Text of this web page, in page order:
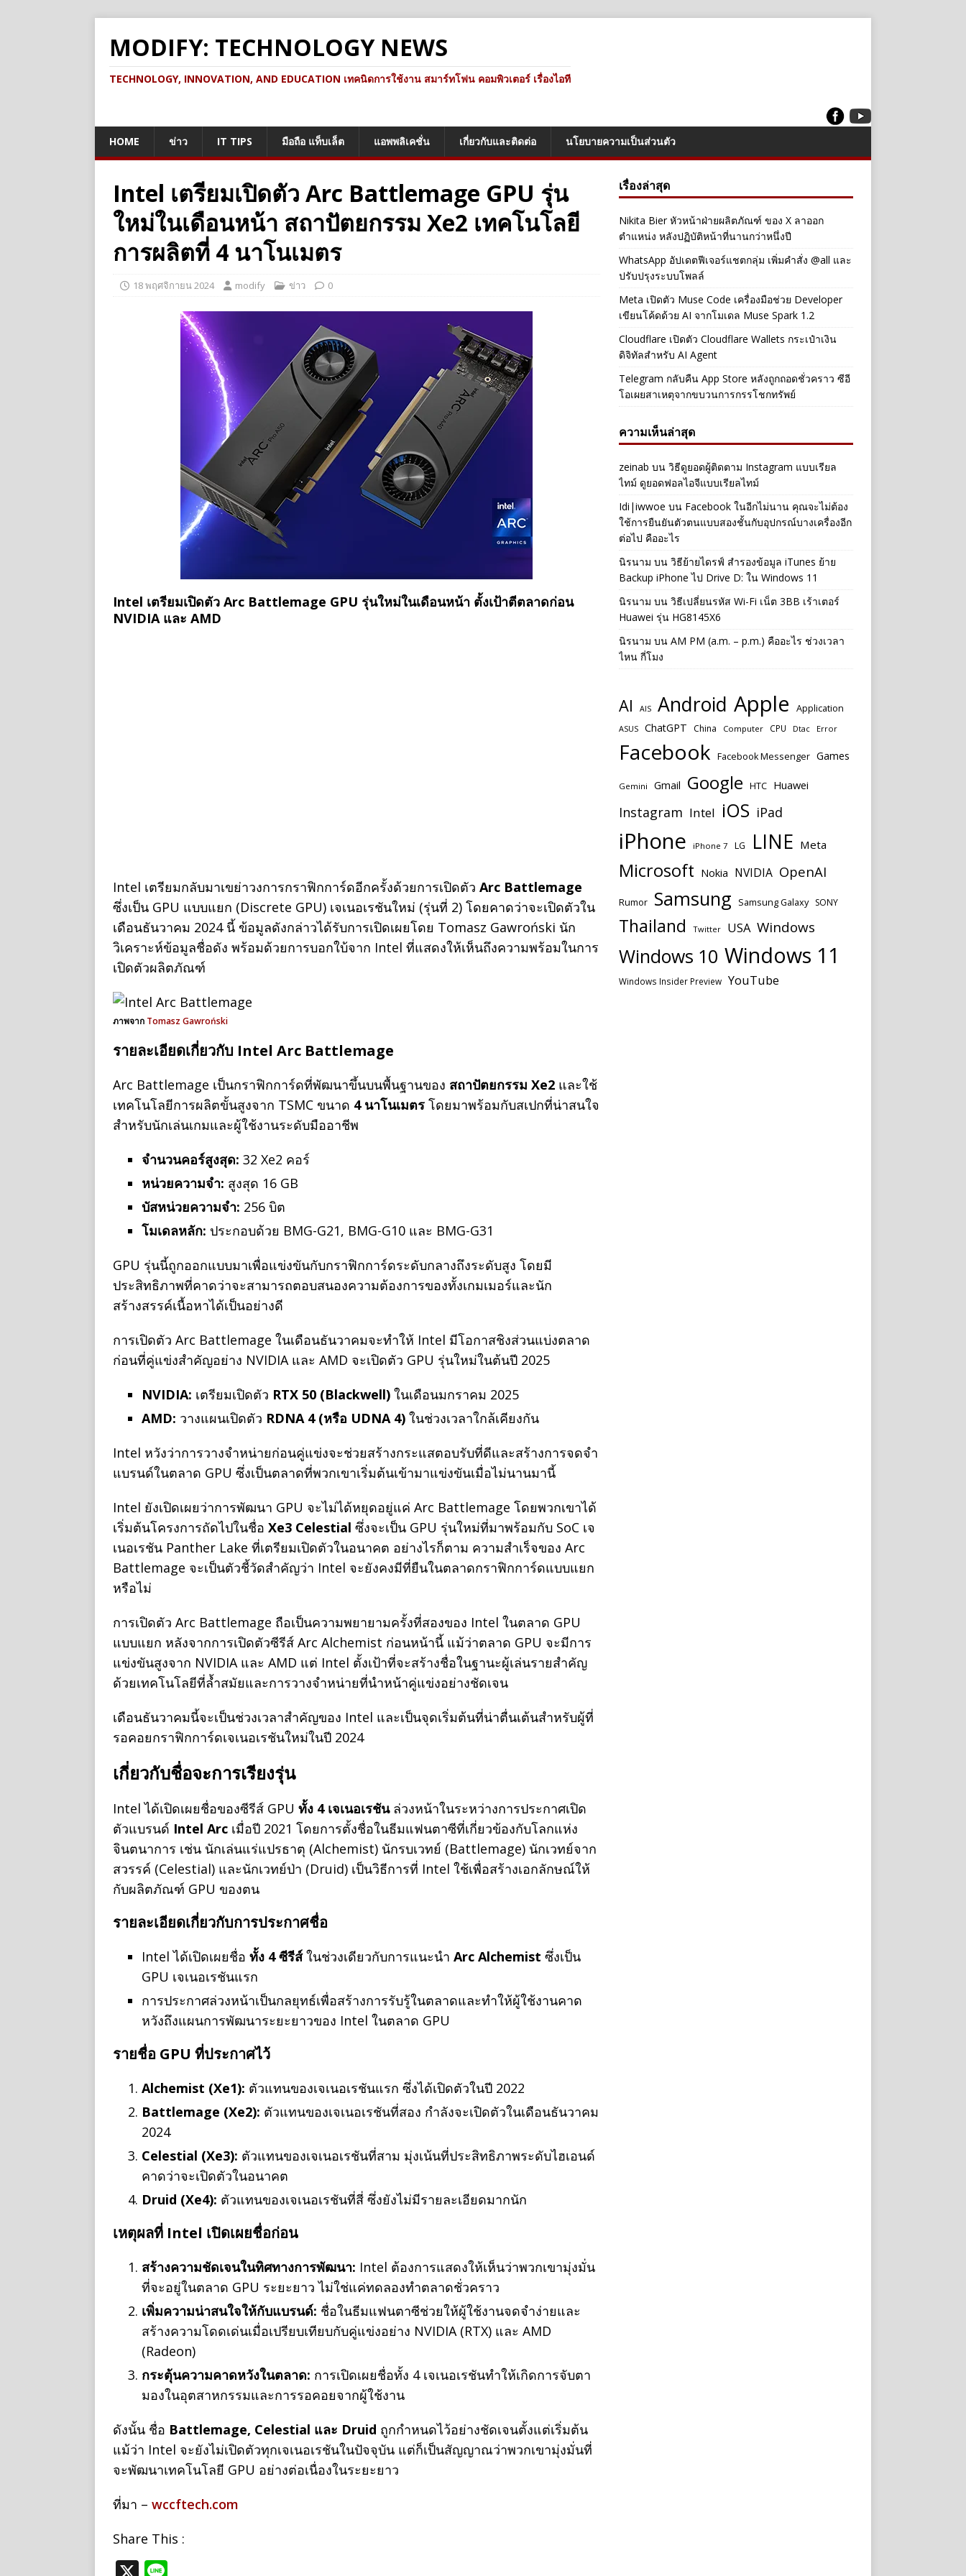
MODIFY: TECHNOLOGY NEWS
TECHNOLOGY, INNOVATION, AND EDUCATION เทคนิดการใช้งาน สมาร์ทโฟน คอมพิวเตอร์ เรื่องไอที
HOME ข่าว IT TIPS มือถือ แท็บเล็ต แอพพลิเคชั่น เกี่ยวกับและติดต่อ นโยบายความเป็นส่วนตัว
Intel เตรียมเปิดตัว Arc Battlemage GPU รุ่น
ใหม่ในเดือนหน้า สถาปัตยกรรม Xe2 เทคโนโลยี
การผลิตที่ 4 นาโนเมตร
18 พฤศจิกายน 2024 modify ข่าว 0
Intel เตรียมเปิดตัว Arc Battlemage GPU รุ่นใหม่ในเดือนหน้า ตั้งเป้าตีตลาดก่อน
NVIDIA และ AMD
Intel เตรียมกลับมาเขย่าวงการกราฟิกการ์ดอีกครั้งด้วยการเปิดตัว Arc Battlemage
ซึ่งเป็น GPU แบบแยก (Discrete GPU) เจเนอเรชันใหม่ (รุ่นที่ 2) โดยคาดว่าจะเปิดตัวใน
เดือนธันวาคม 2024 นี้ ข้อมูลดังกล่าวได้รับการเปิดเผยโดย Tomasz Gawroński นัก
วิเคราะห์ข้อมูลชื่อดัง พร้อมด้วยการบอกใบ้จาก Intel ที่แสดงให้เห็นถึงความพร้อมในการ
เปิดตัวผลิตภัณฑ์
ภาพจาก Tomasz Gawroński
รายละเอียดเกี่ยวกับ Intel Arc Battlemage
Arc Battlemage เป็นกราฟิกการ์ดที่พัฒนาขึ้นบนพื้นฐานของ สถาปัตยกรรม Xe2 และใช้
เทคโนโลยีการผลิตขั้นสูงจาก TSMC ขนาด 4 นาโนเมตร โดยมาพร้อมกับสเปกที่น่าสนใจ
สำหรับนักเล่นเกมและผู้ใช้งานระดับมืออาชีพ
จำนวนคอร์สูงสุด: 32 Xe2 คอร์
หน่วยความจำ: สูงสุด 16 GB
บัสหน่วยความจำ: 256 บิต
โมเดลหลัก: ประกอบด้วย BMG-G21, BMG-G10 และ BMG-G31
GPU รุ่นนี้ถูกออกแบบมาเพื่อแข่งขันกับกราฟิกการ์ดระดับกลางถึงระดับสูง โดยมี
ประสิทธิภาพที่คาดว่าจะสามารถตอบสนองความต้องการของทั้งเกมเมอร์และนัก
สร้างสรรค์เนื้อหาได้เป็นอย่างดี
การเปิดตัว Arc Battlemage ในเดือนธันวาคมจะทำให้ Intel มีโอกาสชิงส่วนแบ่งตลาด
ก่อนที่คู่แข่งสำคัญอย่าง NVIDIA และ AMD จะเปิดตัว GPU รุ่นใหม่ในต้นปี 2025
NVIDIA: เตรียมเปิดตัว RTX 50 (Blackwell) ในเดือนมกราคม 2025
AMD: วางแผนเปิดตัว RDNA 4 (หรือ UDNA 4) ในช่วงเวลาใกล้เคียงกัน
Intel หวังว่าการวางจำหน่ายก่อนคู่แข่งจะช่วยสร้างกระแสตอบรับที่ดีและสร้างการจดจำ
แบรนด์ในตลาด GPU ซึ่งเป็นตลาดที่พวกเขาเริ่มต้นเข้ามาแข่งขันเมื่อไม่นานมานี้
Intel ยังเปิดเผยว่าการพัฒนา GPU จะไม่ได้หยุดอยู่แค่ Arc Battlemage โดยพวกเขาได้
เริ่มต้นโครงการถัดไปในชื่อ Xe3 Celestial ซึ่งจะเป็น GPU รุ่นใหม่ที่มาพร้อมกับ SoC เจ
เนอเรชัน Panther Lake ที่เตรียมเปิดตัวในอนาคต อย่างไรก็ตาม ความสำเร็จของ Arc
Battlemage จะเป็นตัวชี้วัดสำคัญว่า Intel จะยังคงมีที่ยืนในตลาดกราฟิกการ์ดแบบแยก
หรือไม่
การเปิดตัว Arc Battlemage ถือเป็นความพยายามครั้งที่สองของ Intel ในตลาด GPU
แบบแยก หลังจากการเปิดตัวซีรีส์ Arc Alchemist ก่อนหน้านี้ แม้ว่าตลาด GPU จะมีการ
แข่งขันสูงจาก NVIDIA และ AMD แต่ Intel ตั้งเป้าที่จะสร้างชื่อในฐานะผู้เล่นรายสำคัญ
ด้วยเทคโนโลยีที่ล้ำสมัยและการวางจำหน่ายที่นำหน้าคู่แข่งอย่างชัดเจน
เดือนธันวาคมนี้จะเป็นช่วงเวลาสำคัญของ Intel และเป็นจุดเริ่มต้นที่น่าตื่นเต้นสำหรับผู้ที่
รอคอยกราฟิกการ์ดเจเนอเรชันใหม่ในปี 2024
เกี่ยวกับชื่อจะการเรียงรุ่น
Intel ได้เปิดเผยชื่อของซีรีส์ GPU ทั้ง 4 เจเนอเรชันล่วงหน้าในระหว่างการประกาศเปิด
ตัวแบรนด์ Intel Arc เมื่อปี 2021 โดยการตั้งชื่อในธีมแฟนตาซีที่เกี่ยวข้องกับโลกแห่ง
จินตนาการ เช่น นักเล่นแร่แปรธาตุ (Alchemist) นักรบเวทย์ (Battlemage) นักเวทย์จาก
สวรรค์ (Celestial) และนักเวทย์ป่า (Druid) เป็นวิธีการที่ Intel ใช้เพื่อสร้างเอกลักษณ์ให้
กับผลิตภัณฑ์ GPU ของตน
รายละเอียดเกี่ยวกับการประกาศชื่อ
Intel ได้เปิดเผยชื่อ ทั้ง 4 ซีรีส์ในช่วงเดียวกับการแนะนำ Arc Alchemist ซึ่งเป็น
GPU เจเนอเรชันแรก
การประกาศล่วงหน้าเป็นกลยุทธ์เพื่อสร้างการรับรู้ในตลาดและทำให้ผู้ใช้งานคาด
หวังถึงแผนการพัฒนาระยะยาวของ Intel ในตลาด GPU
รายชื่อ GPU ที่ประกาศไว้
Alchemist (Xe1): ตัวแทนของเจเนอเรชันแรก ซึ่งได้เปิดตัวในปี 2022
Battlemage (Xe2): ตัวแทนของเจเนอเรชันที่สอง กำลังจะเปิดตัวในเดือนธันวาคม
2024
Celestial (Xe3): ตัวแทนของเจเนอเรชันที่สาม มุ่งเน้นที่ประสิทธิภาพระดับไฮเอนด์
คาดว่าจะเปิดตัวในอนาคต
Druid (Xe4): ตัวแทนของเจเนอเรชันที่สี่ ซึ่งยังไม่มีรายละเอียดมากนัก
เหตุผลที่ Intel เปิดเผยชื่อก่อน
สร้างความชัดเจนในทิศทางการพัฒนา: Intel ต้องการแสดงให้เห็นว่าพวกเขามุ่งมั่น
ที่จะอยู่ในตลาด GPU ระยะยาว ไม่ใช่แค่ทดลองทำตลาดชั่วคราว
เพิ่มความน่าสนใจให้กับแบรนด์: ชื่อในธีมแฟนตาซีช่วยให้ผู้ใช้งานจดจำง่ายและ
สร้างความโดดเด่นเมื่อเปรียบเทียบกับคู่แข่งอย่าง NVIDIA (RTX) และ AMD
(Radeon)
กระตุ้นความคาดหวังในตลาด: การเปิดเผยชื่อทั้ง 4 เจเนอเรชันทำให้เกิดการจับตา
มองในอุตสาหกรรมและการรอคอยจากผู้ใช้งาน
ดังนั้น ชื่อ Battlemage, Celestial และ Druid ถูกกำหนดไว้อย่างชัดเจนตั้งแต่เริ่มต้น
แม้ว่า Intel จะยังไม่เปิดตัวทุกเจเนอเรชันในปัจจุบัน แต่ก็เป็นสัญญาณว่าพวกเขามุ่งมั่นที่
จะพัฒนาเทคโนโลยี GPU อย่างต่อเนื่องในระยะยาว
ที่มา – wccftech.com
Share This :
เรื่องล่าสุด
Nikita Bier หัวหน้าฝ่ายผลิตภัณฑ์ ของ X ลาออก
ตำแหน่ง หลังปฏิบัติหน้าที่นานกว่าหนึ่งปี
WhatsApp อัปเดตฟีเจอร์แชตกลุ่ม เพิ่มคำสั่ง @all และ
ปรับปรุงระบบโพลล์
Meta เปิดตัว Muse Code เครื่องมือช่วย Developer
เขียนโค้ดด้วย AI จากโมเดล Muse Spark 1.2
Cloudflare เปิดตัว Cloudflare Wallets กระเป๋าเงิน
ดิจิทัลสำหรับ AI Agent
Telegram กลับคืน App Store หลังถูกถอดชั่วคราว ซีอี
โอเผยสาเหตุจากขบวนการกรรโชกทรัพย์
ความเห็นล่าสุด
zeinab บน วิธีดูยอดผู้ติดตาม Instagram แบบเรียล
ไทม์ ดูยอดฟอลไอจีแบบเรียลไทม์
Idi|iwwoe บน Facebook ในอีกไม่นาน คุณจะไม่ต้อง
ใช้การยืนยันตัวตนแบบสองชั้นกับอุปกรณ์บางเครื่องอีก
ต่อไป คืออะไร
นิรนาม บน วิธีย้ายไดรฟ์ สำรองข้อมูล iTunes ย้าย
Backup iPhone ไป Drive D: ใน Windows 11
นิรนาม บน วิธีเปลี่ยนรหัส Wi-Fi เน็ต 3BB เร้าเตอร์
Huawei รุ่น HG8145X6
นิรนาม บน AM PM (a.m. – p.m.) คืออะไร ช่วงเวลา
ไหน กี่โมง
AI AIS Android Apple Application
ASUS ChatGPT China Computer CPU Dtac Error
Facebook Facebook Messenger Games
Gemini Gmail Google HTC Huawei
Instagram Intel iOS iPad
iPhone iPhone 7 LG LINE Meta
Microsoft Nokia NVIDIA OpenAI
Rumor Samsung Samsung Galaxy SONY
Thailand Twitter USA Windows
Windows 10 Windows 11
Windows Insider Preview YouTube